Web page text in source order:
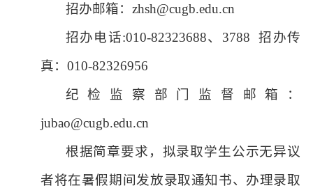
招办邮箱： zhsh@cugb.edu.cn
招办电话:010-82323688、3788
招办传
真：010-82326956
纪检监察部门监督邮箱：
jubao@cugb.edu.cn
根据简章要求，拟录取学生公示无异议
者将在暑假期间发放录取通知书、办理录取